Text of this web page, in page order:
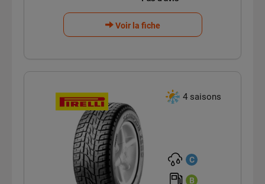
Voir la fiche
4 saisons
C
B